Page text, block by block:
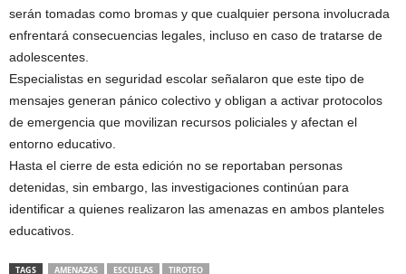
serán tomadas como bromas y que cualquier persona involucrada
enfrentará consecuencias legales, incluso en caso de tratarse de
adolescentes.
Especialistas en seguridad escolar señalaron que este tipo de
mensajes generan pánico colectivo y obligan a activar protocolos
de emergencia que movilizan recursos policiales y afectan el
entorno educativo.
Hasta el cierre de esta edición no se reportaban personas
detenidas, sin embargo, las investigaciones continúan para
identificar a quienes realizaron las amenazas en ambos planteles
educativos.
TAGS AMENAZAS ESCUELAS TIROTEO